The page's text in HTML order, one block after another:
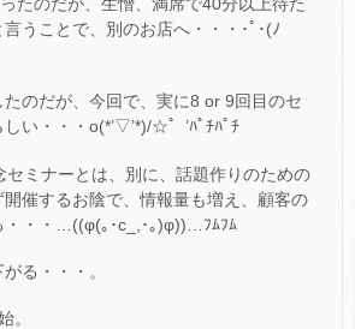
うことで、別のお店へ・・・･ﾟ･(ﾉ
のだが、今回で、実に8 or 9回目のセ
い・・・o(*’▽’*)/☆゜’ﾊﾟﾁﾊﾟﾁ
セミナーとは、別に、話題作りのための
催するお陰で、情報量も増え、顧客の
・・・…((φ(｡･c_,･｡)φ))…ﾌﾑﾌﾑ
る・・・。
。